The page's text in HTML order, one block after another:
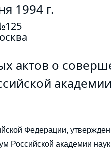
1994 г.
актов о
Федерации,
Российской академии наук